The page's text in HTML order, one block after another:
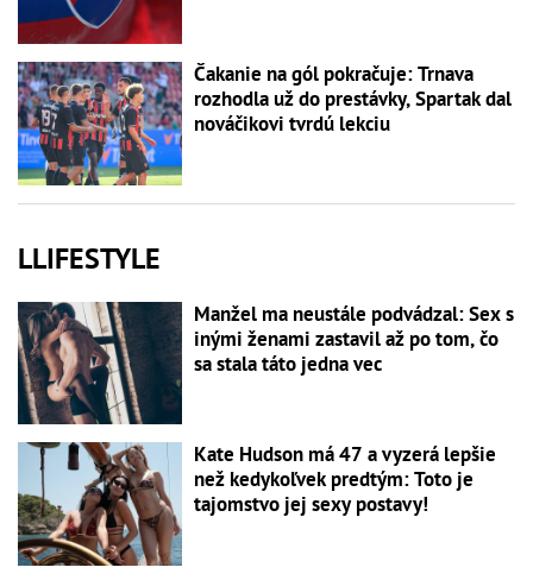
Čakanie na gól pokračuje: Trnava
rozhodla už do prestávky, Spartak dal
nováčikovi tvrdú lekciu
LLIFESTYLE
Manžel ma neustále podvádzal: Sex s
inými ženami zastavil až po tom, čo
sa stala táto jedna vec
Kate Hudson má 47 a vyzerá lepšie
než kedykoľvek predtým: Toto je
tajomstvo jej sexy postavy!